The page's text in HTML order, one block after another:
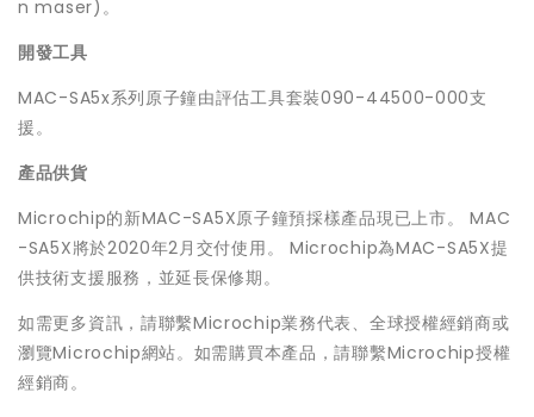
n maser)。
開發工具
MAC-SA5x系列原子鐘由評估工具套裝090-44500-000支
援。
產品供貨
Microchip的新MAC-SA5X原子鐘預採樣產品現已上市。 MAC
-SA5X將於2020年2月交付使用。 Microchip為MAC-SA5X提
供技術支援服務，並延長保修期。
如需更多資訊，請聯繫Microchip業務代表、全球授權經銷商或
瀏覽Microchip網站。如需購買本產品，請聯繫Microchip授權
經銷商。